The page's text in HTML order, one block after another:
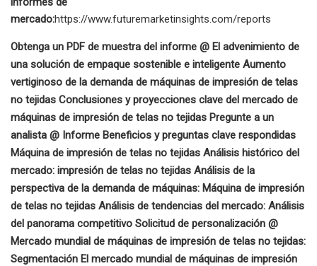
mercado:https://www.futuremarketinsights.com/reports
Obtenga un PDF de muestra del informe @ El advenimiento de
una solución de empaque sostenible e inteligente Aumento
vertiginoso de la demanda de máquinas de impresión de telas
no tejidas Conclusiones y proyecciones clave del mercado de
máquinas de impresión de telas no tejidas Pregunte a un
analista @ Informe Beneficios y preguntas clave respondidas
Máquina de impresión de telas no tejidas Análisis histórico del
mercado: impresión de telas no tejidas Análisis de la
perspectiva de la demanda de máquinas: Máquina de impresión
de telas no tejidas Análisis de tendencias del mercado: Análisis
del panorama competitivo Solicitud de personalización @
Mercado mundial de máquinas de impresión de telas no tejidas:
Segmentación El mercado mundial de máquinas de impresión